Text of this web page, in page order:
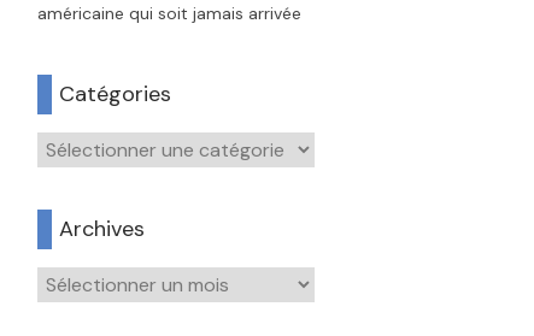
américaine qui soit jamais arrivée
Catégories
Catégories
Archives
Archives